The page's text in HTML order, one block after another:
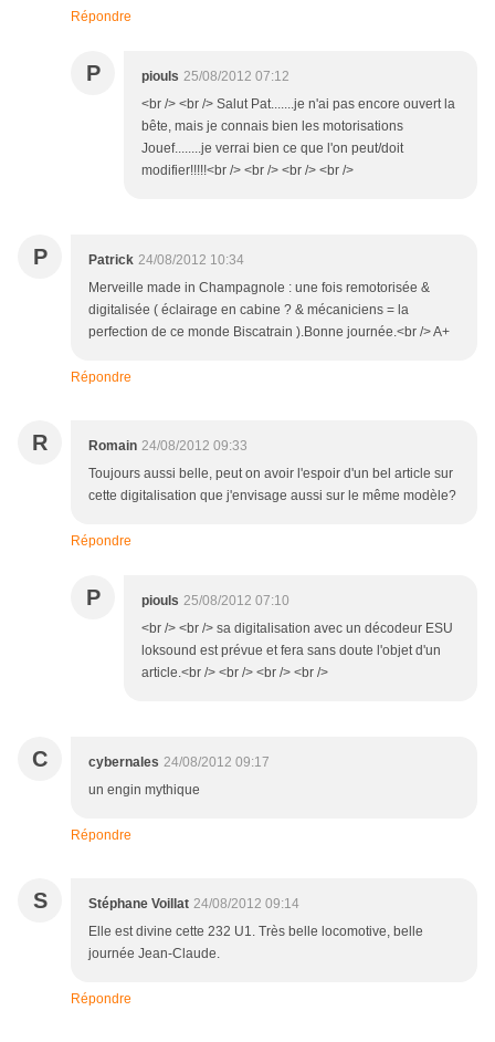
Répondre
P piouls 25/08/2012 07:12
<br /> <br /> Salut Pat.......je n'ai pas encore ouvert la
bête, mais je connais bien les motorisations
Jouef........je verrai bien ce que l'on peut/doit
modifier!!!!!<br /> <br /> <br /> <br />
P Patrick 24/08/2012 10:34
Merveille made in Champagnole : une fois remotorisée &
digitalisée ( éclairage en cabine ? & mécaniciens = la
perfection de ce monde Biscatrain ).Bonne journée.<br /> A+
Répondre
R Romain 24/08/2012 09:33
Toujours aussi belle, peut on avoir l'espoir d'un bel article sur
cette digitalisation que j'envisage aussi sur le même modèle?
Répondre
P piouls 25/08/2012 07:10
<br /> <br /> sa digitalisation avec un décodeur ESU
loksound est prévue et fera sans doute l'objet d'un
article.<br /> <br /> <br /> <br />
C cybernales 24/08/2012 09:17
un engin mythique
Répondre
S Stéphane Voillat 24/08/2012 09:14
Elle est divine cette 232 U1. Très belle locomotive, belle
journée Jean-Claude.
Répondre